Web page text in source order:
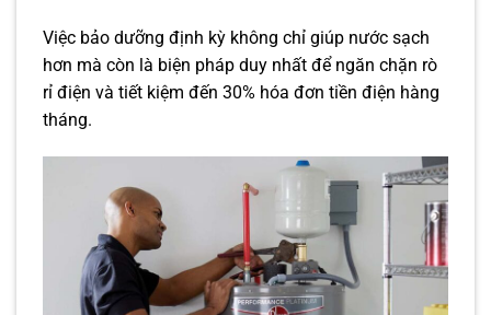
Việc bảo dưỡng định kỳ không chỉ giúp nước sạch
hơn mà còn là biện pháp duy nhất để ngăn chặn rò
rỉ điện và tiết kiệm đến 30% hóa đơn tiền điện hàng
tháng.